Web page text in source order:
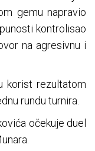
gemu napravio
kontrolisao
na agresivnu i
korist rezultatom
rundu turnira.
očekuje duel